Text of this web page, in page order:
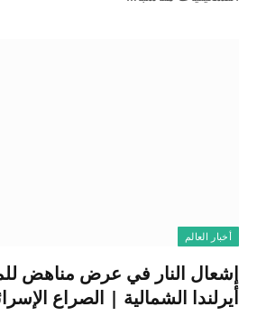
أخبار العالم
إشعال النار في عرض مناهض
أيرلندا الشمالية | الصراع